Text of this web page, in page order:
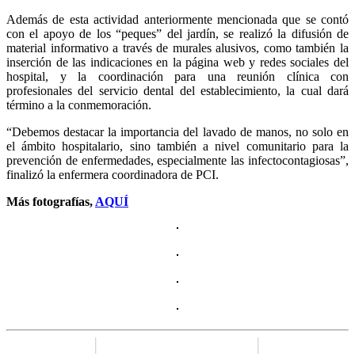
Además de esta actividad anteriormente mencionada que se contó
con el apoyo de los “peques” del jardín, se realizó la difusión de
material informativo a través de murales alusivos, como también la
inserción de las indicaciones en la página web y redes sociales del
hospital, y la coordinación para una reunión clínica con
profesionales del servicio dental del establecimiento, la cual dará
término a la conmemoración.
“Debemos destacar la importancia del lavado de manos, no solo en
el ámbito hospitalario, sino también a nivel comunitario para la
prevención de enfermedades, especialmente las infectocontagiosas”,
finalizó la enfermera coordinadora de PCI.
Más fotografías, AQUÍ